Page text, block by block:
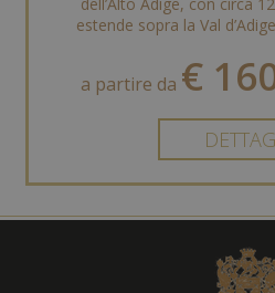
estende sopra la Val
a partire da €